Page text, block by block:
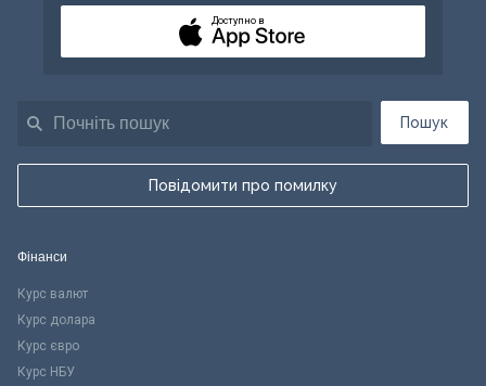
Пошук
Повідомити про помилку
Доступно в
Фінанси
Курс валют
Курс долара
Курс євро
Курс НБУ